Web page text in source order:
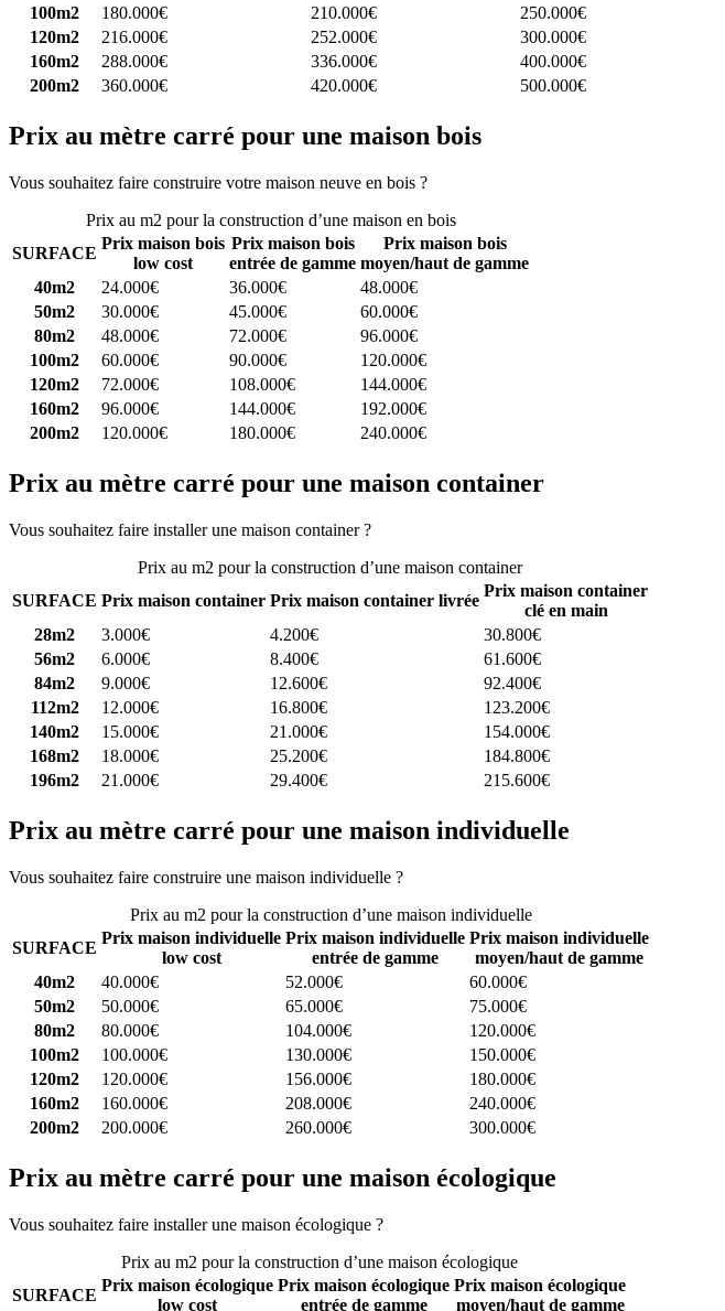
100m2
180.000€ 210.000€
250.000€
120m2
216.000€ 252.000€
300.000€
160m2
288.000€ 336.000€
400.000€
200m2
360.000€ 420.000€ 500.000€
Prix au mètre carré pour une maison bois
Vous souhaitez faire construire votre maison neuve en bois ?
Prix au m2 pour la construction d’une maison en bois
SURFACE
Prix maison bois
low cost
Prix maison bois
entrée de gamme
Prix maison bois
moyen/haut de gamme
40m2
24.000€ 36.000€
48.000€
50m2
30.000€ 45.000€
60.000€
80m2
48.000€ 72.000€
96.000€
100m2
60.000€ 90.000€
120.000€
120m2
72.000€ 108.000€
144.000€
160m2
96.000€ 144.000€
192.000€
200m2
120.000€ 180.000€ 240.000€
Prix au mètre carré pour une maison container
Vous souhaitez faire installer une maison container ?
Prix au m2 pour la construction d’une maison container
SURFACE Prix maison container Prix maison container livrée
Prix maison container
clé en main
28m2
3.000€ 4.200€
30.800€
56m2
6.000€ 8.400€
61.600€
84m2
9.000€ 12.600€
92.400€
112m2
12.000€ 16.800€
123.200€
140m2
15.000€ 21.000€
154.000€
168m2
18.000€ 25.200€
184.800€
196m2
21.000€ 29.400€ 215.600€
Prix au mètre carré pour une maison individuelle
Vous souhaitez faire construire une maison individuelle ?
Prix au m2 pour la construction d’une maison individuelle
SURFACE
Prix maison individuelle
low cost
Prix maison individuelle
entrée de gamme
Prix maison individuelle
moyen/haut de gamme
40m2
40.000€ 52.000€
60.000€
50m2
50.000€ 65.000€
75.000€
80m2
80.000€ 104.000€
120.000€
100m2
100.000€ 130.000€
150.000€
120m2
120.000€ 156.000€
180.000€
160m2
160.000€ 208.000€
240.000€
200m2
200.000€ 260.000€ 300.000€
Prix au mètre carré pour une maison écologique
Vous souhaitez faire installer une maison écologique ?
Prix au m2 pour la construction d’une maison écologique
SURFACE
Prix maison écologique
low cost
Prix maison écologique
entrée de gamme
Prix maison écologique
moyen/haut de gamme